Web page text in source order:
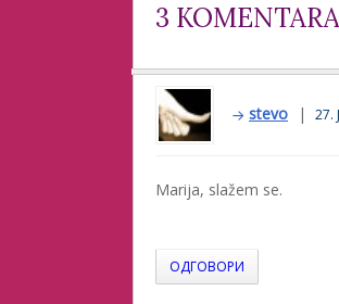
3
stevo 27.
Marija, slažem se.
ОДГОВОРИ